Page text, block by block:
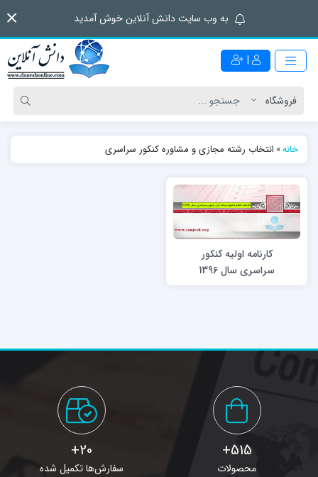
به وب سایت دانش آنلاین خوش آمدید
|
خانه» انتخاب رشته مجازی و مشاوره کنکور سراسری
کارنامه اولیه کنکور
سراسری سال 1396
515+
محصولات
20+
سفارش‌ها تکمیل شده